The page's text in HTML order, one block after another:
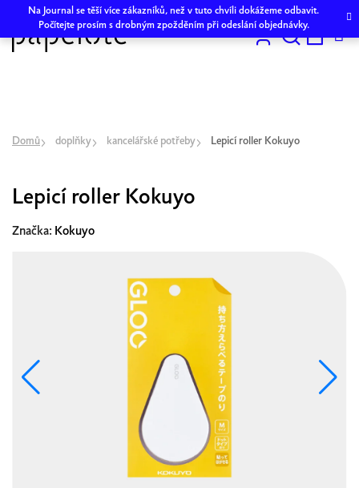
obsah
Na Journal se těší více zákazníků, než v tuto chvíli dokážeme odbavit.
Počítejte prosím s drobným zpožděním při odeslání objednávky.
Hledat
Domů doplňky kancelářské potřeby Lepicí roller Kokuyo
Lepicí roller Kokuyo
Značka: Kokuyo